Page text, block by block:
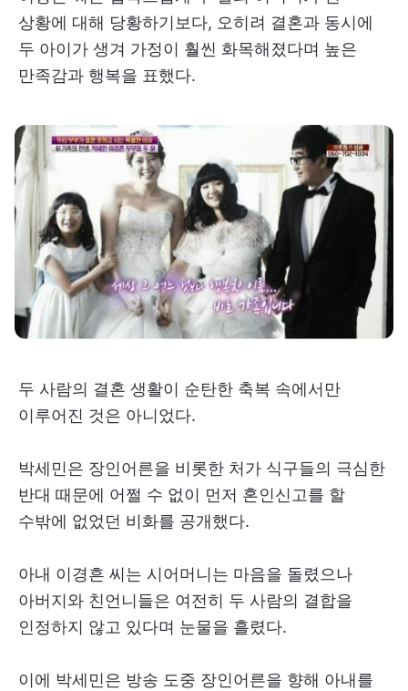
상황에 대해 당황하기보다, 오히려 결혼과 동시에
두 아이가 생겨 가정이 훨씬 화목해졌다며 높은
만족감과 행복을 표했다.
두 사람의 결혼 생활이 순탄한 축복 속에서만
이루어진 것은 아니었다.
박세민은 장인어른을 비롯한 처가 식구들의 극심한
반대 때문에 어쩔 수 없이 먼저 혼인신고를 할
수밖에 없었던 비화를 공개했다.
아내 이경흔 씨는 시어머니는 마음을 돌렸으나
아버지와 친언니들은 여전히 두 사람의 결합을
인정하지 않고 있다며 눈물을 흘렸다.
이에 박세민은 방송 도중 장인어른을 향해 아내를